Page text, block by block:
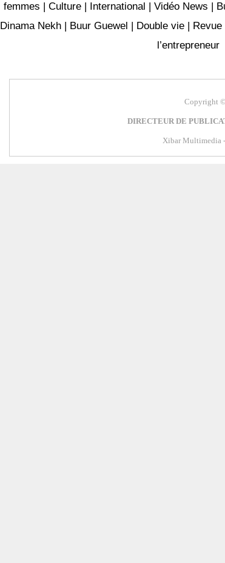
femmes | Culture | International | Vidéo News |
Dinama Nekh | Buur Guewel | Double vie | Revue
l’entrepreneur
Copyright
DIRECTEUR DE
Xibar Multimedia